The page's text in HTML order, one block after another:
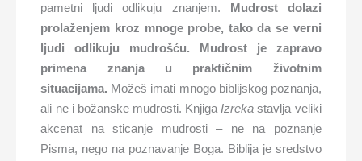
pametni ljudi odlikuju znanjem. Mudrost dolazi
prolaženjem kroz mnoge probe, tako da se verni
ljudi odlikuju mudrošću. Mudrost je zapravo
primena znanja u praktičnim životnim
situacijama. Možeš imati mnogo biblijskog poznanja,
ali ne i božanske mudrosti. Knjiga Izreka stavlja veliki
akcenat na sticanje mudrosti – ne na poznanje
Pisma, nego na poznavanje Boga. Biblija je sredstvo